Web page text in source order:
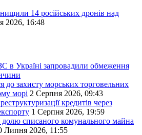
14 російських дронів над
2026, 16:48
в Україні запровадили обмеження
захисту морських торговельних
морі 2 Серпня 2026, 09:43
кредитів через
1 Серпня 2026, 19:59
долю списаного комунального майна
Липня 2026, 11:55